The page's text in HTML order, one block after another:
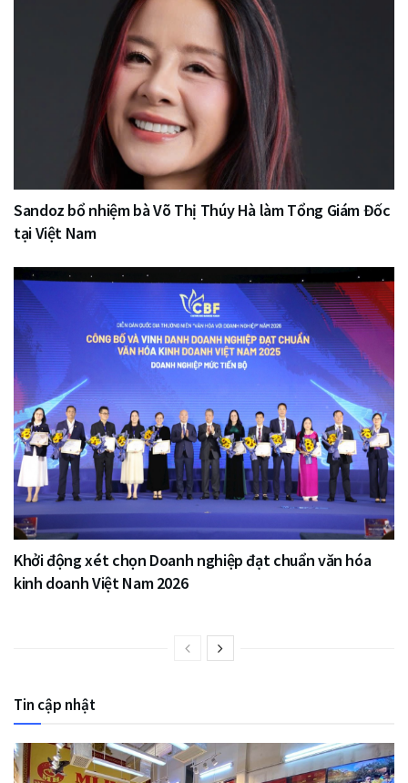
Sandoz bổ nhiệm bà Võ Thị Thúy Hà làm Tổng Giám Đốc
tại Việt Nam
Khởi động xét chọn Doanh nghiệp đạt chuẩn văn hóa
kinh doanh Việt Nam 2026
Tin cập nhật